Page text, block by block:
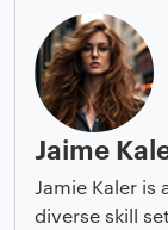
Jaime
Jamie Kaler is
diverse skill